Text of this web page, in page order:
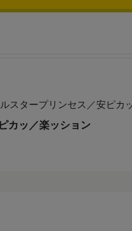
カッ／楽ッション